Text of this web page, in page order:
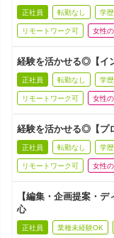
正社員 転勤なし 学
リモートワーク可 女性
経験を活かせる◎【イ
正社員 転勤なし 学
リモートワーク可 女性
経験を活かせる◎【プ
正社員 転勤なし 学
リモートワーク可 女性
【編集・企画提案・
心
正社員 業種未経験OK